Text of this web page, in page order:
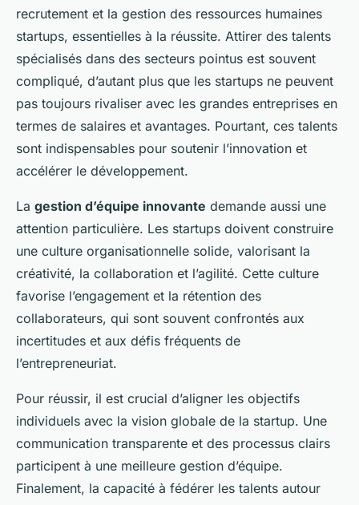
recrutement et la gestion des ressources humaines
startups, essentielles à la réussite. Attirer des talents
spécialisés dans des secteurs pointus est souvent
compliqué, d’autant plus que les startups ne peuvent
pas toujours rivaliser avec les grandes entreprises en
termes de salaires et avantages. Pourtant, ces talents
sont indispensables pour soutenir l’innovation et
accélérer le développement.
La gestion d’équipe innovante demande aussi une
attention particulière. Les startups doivent construire
une culture organisationnelle solide, valorisant la
créativité, la collaboration et l’agilité. Cette culture
favorise l’engagement et la rétention des
collaborateurs, qui sont souvent confrontés aux
incertitudes et aux défis fréquents de
l’entrepreneuriat.
Pour réussir, il est crucial d’aligner les objectifs
individuels avec la vision globale de la startup. Une
communication transparente et des processus clairs
participent à une meilleure gestion d’équipe.
Finalement, la capacité à fédérer les talents autour